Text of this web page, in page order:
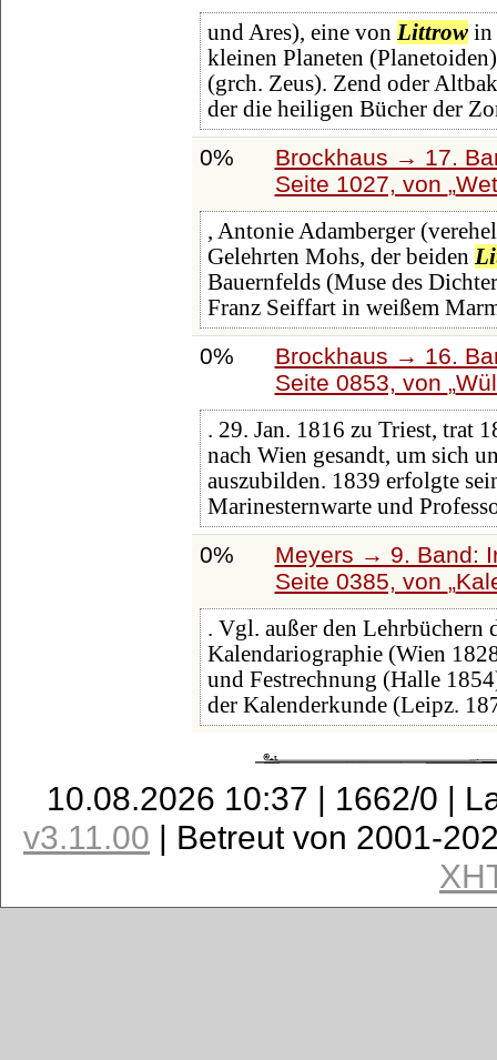
und Ares), eine von Littrowin
kleinen Planeten
(grch. Zeus). Zend oder
der die heiligen Bücher der
0%
Brockhaus → 17.
Seite 1027, von
, Antonie Adamberger
Gelehrten Mohs, der beiden
Bauernfelds (Muse des
Franz Seiffart in weißem
0%
Brockhaus → 16.
Seite 0853, von
. 29. Jan. 1816 zu Triest, trat
nach Wien gesandt, um sich
auszubilden. 1839 erfolgte
Marinesternwarte und
0%
Meyers → 9. Band:
Seite 0385, von
. Vgl. außer den
Kalendariographie (Wien
und Festrechnung (Halle
der Kalenderkunde (Leipz.
10.08.2026 10:37 | 1662/0 |
v3.11.00 | Betreut von 2001-